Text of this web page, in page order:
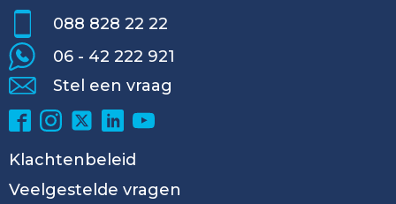
088 828 22 22
06 - 42 222 921
Stel een vraag
Klachtenbeleid
Veelgestelde vragen